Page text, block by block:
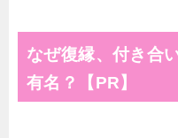
なぜ復縁、付き合
有名？【PR】